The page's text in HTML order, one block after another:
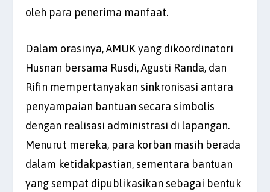
oleh para penerima manfaat.
Dalam orasinya, AMUK yang dikoordinatori
Husnan bersama Rusdi, Agusti Randa, dan
Rifin mempertanyakan sinkronisasi antara
penyampaian bantuan secara simbolis
dengan realisasi administrasi di lapangan.
Menurut mereka, para korban masih berada
dalam ketidakpastian, sementara bantuan
yang sempat dipublikasikan sebagai bentuk